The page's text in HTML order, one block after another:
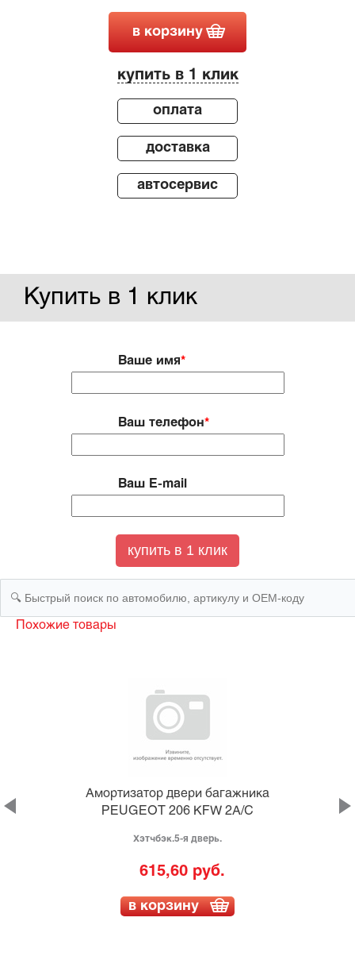
в корзину
купить в 1 клик
оплата
доставка
автосервис
Купить в 1 клик
Ваше имя*
Ваш телефон*
Ваш E-mail
Похожие товары
Амортизатор двери багажника
PEUGEOT 206 KFW 2A/C
Хэтчбэк.5-я дверь.
615,60 руб.
в корзину